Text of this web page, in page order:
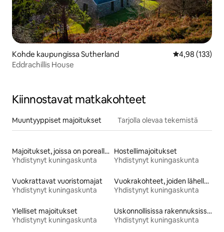
Kohde kaupungissa Sutherland
4,98 (133)
Eddrachillis House
Kiinnostavat matkakohteet
Muuntyyppiset majoitukset Tarjolla olevaa tekemistä
Majoitukset, joissa on poreallas
Yhdistynyt kuningaskunta
Hostellimajoitukset
Yhdistynyt kuningaskunta
Vuokrattavat vuoristomajat
Yhdistynyt kuningaskunta
Vuokrakohteet, joiden lähellä on rinne tai latu
Yhdistynyt kuningaskunta
Ylelliset majoitukset
Yhdistynyt kuningaskunta
Uskonnollisissa rakennuksissa olevat majoitukset
Yhdistynyt kuningaskunta